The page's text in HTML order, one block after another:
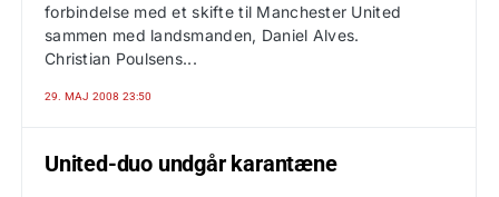
forbindelse med et skifte til Manchester United
sammen med landsmanden, Daniel Alves.
Christian Poulsens...
29. MAJ 2008 23:50
United-duo undgår karantæne